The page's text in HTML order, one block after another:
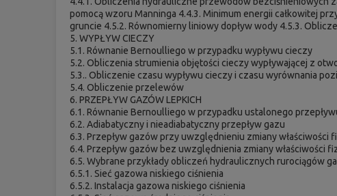
pomocą wzoru Manninga 4.4.3. Minimum energii całkowitej
gruncie 4.5.2. Równomierny liniowy dopływ wody 4.5.3.
5. WYPŁYW CIECZY
5.1. Równanie Bernoulliego w przypadku wypływu cieczy
5.2. Obliczenia strumienia objętości cieczy wypływającej z
5.3.. Obliczenie czasu wypływu cieczy i czasu wyrównania
5.4. Obliczenie przelewów
6. PRZEPŁYW GAZÓW LEPKICH
6.1. Równanie Bernoulliego w przypadku ustalonego
6.2. Adiabatyczny i nieadiabatyczny przepływ gazu
6.3. Przepływ gazów przy uwzględnieniu zmiany właściwości
6.4. Przepływ gazów bez uwzględnienia zmiany właściwości
6.5. Wybrane przykłady obliczeń hydraulicznych rurociągów
6.5.1. Sieć gazowa niskiego ciśnienia
6.5.2. Instalacja gazowa niskiego ciśnienia